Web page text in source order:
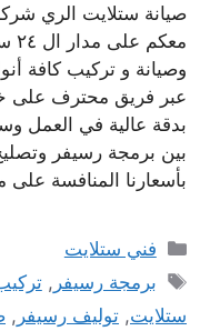
صيانة ستلايت الري
وصيانة و تركيب كافة
عبر فريق محترف على
بدقة عالية في العمل
بين برمجة رسيفر
بأسعارنا المنافسة
التصنيفات
فني ستلايت
الوسوم
برمجة رسيفر ,
ستلايت, توليف رسيفر ,